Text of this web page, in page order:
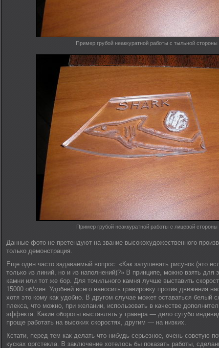
Пример грубой неаккуратной работы с тыльной стороны
Пример грубой неаккуратной работы с лицевой стороны
Данные фото не претендуют на звание высокохудожественного
только демонстрация.
Еще один часто задаваемый вопрос: «Как затушевать рисунок (это
только из линий, но и из наполнений)?» В принципе, можно взять для
камни или тот же бор. Для точильного камня лучше выставить
15000 об/мин. Удобней всего наносить гравировку против движения
хотя это кому как удобно. В другом случае может оставаться белый
плекса, что можно, при желании, использовать в качестве
эффекта. Какие обороты выставлять у гравера — дело сугубо
проще работать на высоких скоростях, другим — на низких.
Кстати, перед тем как делать что-нибудь серьезное, очень советую
кусках оргстекла. В заключение хотелось бы показать работы,